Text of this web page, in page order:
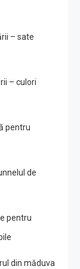
– sate
– culori
pentru
de
pentru
din măduva